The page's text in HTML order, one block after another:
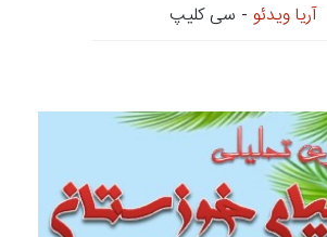
آریا ویدئو - سی کلیپ